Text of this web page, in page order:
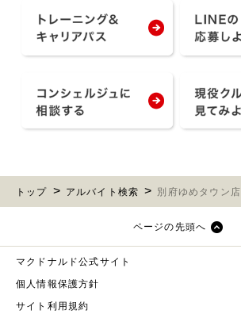
トップ アルバイト検索 別府ゆめタウン店
ページの先頭へ
マクドナルド公式サイト
個人情報保護方針
サイト利用規約